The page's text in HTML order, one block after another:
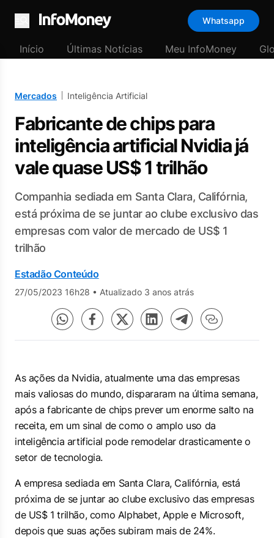
Menu
Whatsapp
Início Últimas Notícias Meu InfoMoney
Mercados Inteligência Artificial
Fabricante de chips para
inteligência artificial Nvidia já
vale quase US$ 1 trilhão
Companhia sediada em Santa Clara, Califórnia,
está próxima de se juntar ao clube exclusivo das
empresas com valor de mercado de US$ 1
trilhão
Estadão Conteúdo
27/05/2023 16h28 • Atualizado 3 anos atrás
As ações da Nvidia, atualmente uma das empresas
mais valiosas do mundo, dispararam na última semana,
após a fabricante de chips prever um enorme salto na
receita, em um sinal de como o amplo uso da
inteligência artificial pode remodelar drasticamente o
setor de tecnologia.
A empresa sediada em Santa Clara, Califórnia, está
próxima de se juntar ao clube exclusivo das empresas
de US$ 1 trilhão, como Alphabet, Apple e Microsoft,
depois que suas ações subiram mais de 24%.